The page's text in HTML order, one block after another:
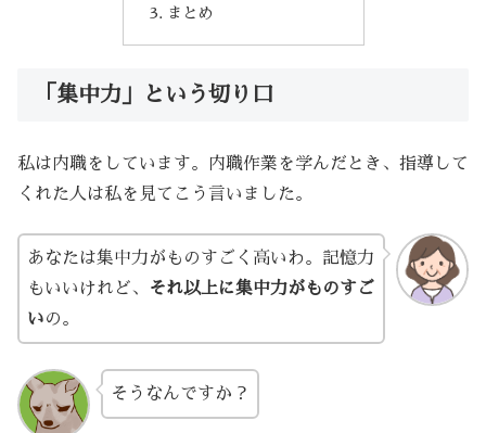
まとめ
「集中力」という切り口
私は内職をしています。内職作業を学んだとき、指導して
くれた人は私を見てこう言いました。
あなたは集中力がものすごく高いわ。記憶力
もいいけれど、
それ以上に集中力がものすご
いの。
そうなんですか？